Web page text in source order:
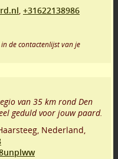
, +31622138986
de contactenlijst van je
van 35 km rond Den
geduld voor jouw paard.
, Nederland,